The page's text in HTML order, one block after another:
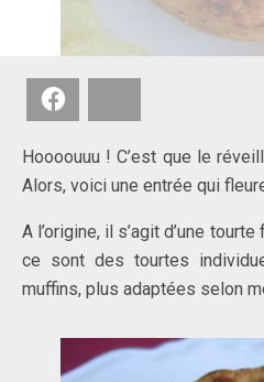
Hoooouuu ! C’est que le
Alors, voici une entrée qui
A l’origine, il s’agit d’une
ce sont des tourtes
muffins, plus adaptées selon